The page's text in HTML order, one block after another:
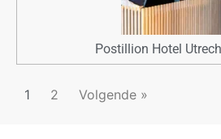
Postillion Hotel
1 2 Volgende »